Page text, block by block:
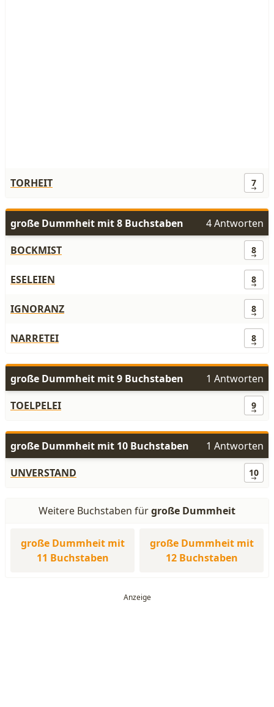
TORHEIT 7
große Dummheit mit 8 Buchstaben
4 Antworten
BOCKMIST
8
ESELEIEN 8
IGNORANZ 8
NARRETEI 8
große Dummheit mit 9 Buchstaben
1 Antworten
TOELPELEI
9
große Dummheit mit 10 Buchstaben
1 Antworten
UNVERSTAND
10
Weitere Buchstaben fürgroße Dummheit
große Dummheit mit
11 Buchstaben
große Dummheit mit
12 Buchstaben